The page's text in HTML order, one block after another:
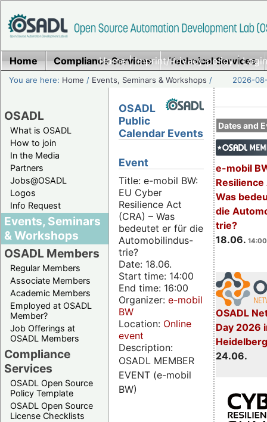
Home|Imprint/Privacy policy|
Home Compliance Services Technical Services
You are here: Home / Events, Seminars & Workshops / 2026-
OSADL
What is OSADL
How to join
In the Media
Partners
Jobs@OSADL
Logos
Info Request
Events, Seminars
& Workshops
OSADL Members
Regular Members
Associate Members
Academic Members
Employed at OSADL
Member?
Job Offerings at
OSADL Members
Compliance
Services
OSADL Open Source
Policy Template
OSADL Open Source
License Checklists
Dates and
e-mobil
Resilience
Was
die
trie?
18.06.
OSADL
Day 2026
24.06.
OSADL
Public
Calendar Events
Event
Title: e-mobil BW:
EU Cyber
Resilience Act
(CRA) – Was
bedeutet er für die
Automobilindus-
trie?
Date: 18.06.
Start time: 14:00
End time: 16:00
Organizer: e-mobil
BW
Location: Online
event
Description:
OSADL MEMBER
EVENT (e-mobil
BW)